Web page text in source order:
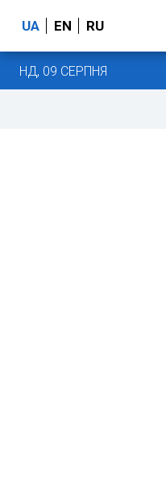
UA EN RU
НД, 09 СЕРПНЯ